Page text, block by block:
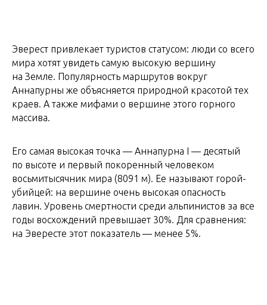
Эверест привлекает туристов статусом: люди со всего
мира хотят увидеть самую высокую вершину
на Земле. Популярность маршрутов вокруг
Аннапурны же объясняется природной красотой тех
краев. А также мифами о вершине этого горного
массива.
Его самая высокая точка — Аннапурна I — десятый
по высоте и первый покоренный человеком
восьмитысячник мира (8091 м). Ее называют горой-
убийцей: на вершине очень высокая опасность
лавин. Уровень смертности среди альпинистов за все
годы восхождений превышает 30%. Для сравнения:
на Эвересте этот показатель — менее 5%.